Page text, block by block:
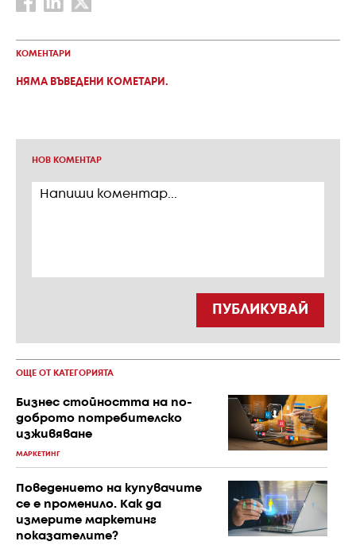
КОМЕНТАРИ
НЯМА ВЪВЕДЕНИ КОМЕТАРИ.
НОВ КОМЕНТАР
ПУБЛИКУВАЙ
ОЩЕ ОТ КАТЕГОРИЯТА
Бизнес стойността на по-
доброто потребителско
изживяване
МАРКЕТИНГ
Поведението на купувачите
се е променило. Как да
измерите маркетинг
показателите?